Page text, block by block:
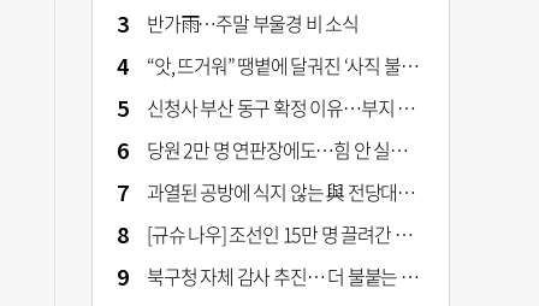
반가雨…주말 부울경 비 소식
“앗, 뜨거워” 땡볕에 달궈진 ‘사직 불가마’ 관중석 무려 70도
신청사 부산 동구 확정 이유…부지 용이성·접근성·집적 가능성이 운명 갈랐다 [해수부 북항 시대]
당원 2만 명 연판장에도…힘 안 실리는 ‘장동혁 사퇴’ 공세
과열된 공방에 식지 않는 與 전당대회… 호남·수도권 집중하는 후보들
[규슈 나우] 조선인 15만 명 끌려간 치쿠호 탄광… 대를 이은 진실 캐기
북구청 자체 감사 추진… 더 불붙는 북구 신청사 갈등